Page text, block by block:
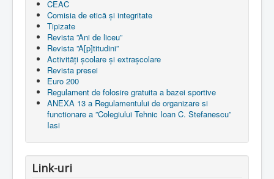
CEAC
Comisia de etică și integritate
Tipizate
Revista ”Ani de liceu”
Revista ”A[p]titudini”
Activități școlare și extrașcolare
Revista presei
Euro 200
Regulament de folosire gratuita a bazei sportive
ANEXA 13 a Regulamentului de organizare si
functionare a ”Colegiului Tehnic Ioan C. Stefanescu”
Iasi
Link-uri